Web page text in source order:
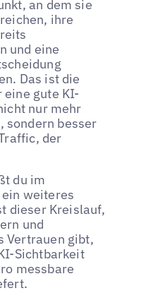
an dem sie
ihre
und eine
Das ist die
eine gute KI-
nur mehr
sondern besser
der
du im
weiteres
dieser Kreislauf,
und
Vertrauen gibt,
Sichtbarkeit
messbare